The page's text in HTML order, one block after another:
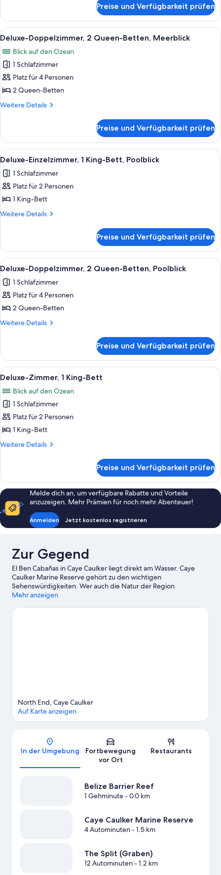
Einzelzimmer,
1 King-
Bett,
Preise und Verfügbarkeit prüfen
Alle
Fotos
für
Deluxe-
Doppelzimmer,
2 Queen-
Betten,
Ein Zimmer mit zwei hölzernen
6
Deluxe-Doppelzimmer, 2 Queen-Betten, Meerblick
Blick auf den Ozean
1 Schlafzimmer
Platz für 4 Personen
2 Queen-Betten
Weitere Details
Weitere
Doppelzimmer,
2 Queen-
Betten,
Preise und Verfügbarkeit prüfen
Alle
Fotos
für
Deluxe-
Einzelzimmer,
1 King-
anzeigen
Ein geräumiges Schlafzimmer mit
6
Deluxe-Einzelzimmer, 1 King-Bett, Poolblick
1 Schlafzimmer
Platz für 2 Personen
1 King-Bett
Weitere Details
Weitere
Einzelzimmer,
1 King-
Bett,
Preise und Verfügbarkeit prüfen
Alle
Fotos
für
Deluxe-
Doppelzimmer,
2 Queen-
anzeigen
Ein Hotelzimmer mit zwei
7
Deluxe-Doppelzimmer, 2 Queen-Betten, Poolblick
1 Schlafzimmer
Platz für 4 Personen
2 Queen-Betten
Weitere Details
Weitere
Doppelzimmer,
2 Queen-
Betten,
Preise und Verfügbarkeit prüfen
Alle
Fotos
für
Deluxe-
Zimmer,
1 King-
Bett
Ein zweistöckiges Gebäude mit
1
Deluxe-Zimmer, 1 King-Bett
Blick auf den Ozean
1 Schlafzimmer
Platz für 2 Personen
1 King-Bett
Weitere Details
Weitere
Zimmer,
1 King-
Bett
Preise und Verfügbarkeit prüfen
Melde dich an, um verfügbare Rabatte und Vorteile
anzuzeigen. Mehr Prämien für noch mehr Abenteuer!
Anmelden Jetzt kostenlos registrieren
Zur Gegend
El Ben Cabañas in Caye Caulker liegt direkt am Wasser. Caye
Caulker Marine Reserve gehört zu den wichtigen
Sehenswürdigkeiten. Wer auch die Natur der Region
bewundern möchte, sollte Folgendes besuchen: Belize Barrier
entgehen: Sandvolleyballfeld Caye Caulker. Keine Angst, nass
Mehr anzeigen
Karte
North End, Caye Caulker
Auf Karte anzeigen
In der Umgebung
Fortbewegung
vor Ort
Restaurants
Belize Barrier Reef
1 Gehminute- 0.0 km
Caye Caulker Marine Reserve
4 Autominuten- 1.5 km
The Split (Graben)
12 Autominuten- 1.2 km